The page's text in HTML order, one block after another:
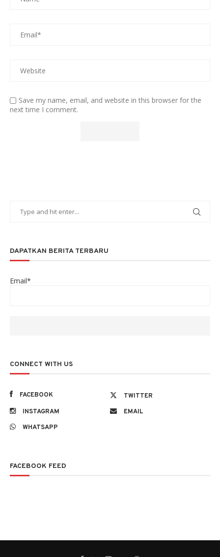
Save my name, email, and website in this browser for the
next time I comment.
DAPATKAN BERITA TERBARU
Email*
CONNECT WITH US
FACEBOOK
TWITTER
INSTAGRAM
EMAIL
WHATSAPP
FACEBOOK FEED